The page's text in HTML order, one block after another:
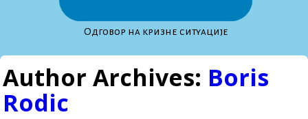
Одговор на кризне ситуације
Author Archives: Boris
Rodic